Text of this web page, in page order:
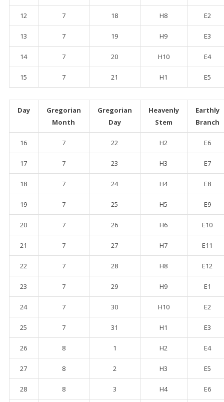
12 7 18 H8 E2
13 7 19 H9 E3
14 7 20 H10 E4
15 7 21 H1 E5
Day
Gregorian
Month
Gregorian
Day
Heavenly
Stem
Earthly
Branch
16 7 22 H2 E6
17 7 23 H3 E7
18 7 24 H4 E8
19 7 25 H5 E9
20 7 26 H6 E10
21 7 27 H7 E11
22 7 28 H8 E12
23 7 29 H9 E1
24 7 30 H10 E2
25 7 31 H1 E3
26 8 1 H2 E4
27 8 2 H3 E5
28 8 3 H4 E6